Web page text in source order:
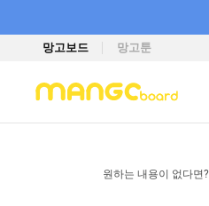
망고보드 망고툰
원하는 내용이 없다면?